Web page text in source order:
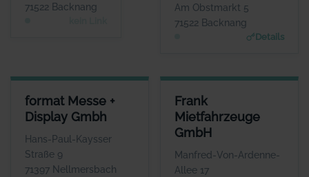
71522 Backnang
Keine Website hinterlegt
Am Obstmarkt 5
71522 Backnang
Details
www.fingerle-raumausstattun
format Messe +
Display Gmbh
Hans-Paul-Kaysser
Straße 9
71397 Nellmersbach
FORMAT MESSE + DISPLAY GMBH
ANSPRECHPARTNER
Frau Miriam Görner
www.formatdisplay.de
Frank
Mietfahrzeuge
GmbH
Manfred-Von-Ardenne-
Allee 17
FRANK MIETFAHRZEUGE
Frau Janine